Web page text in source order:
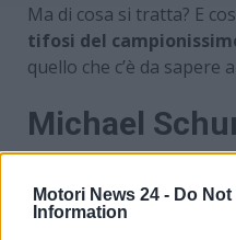
Motori News 24 - Do
Information
Ma di cosa si tratta? E
tifosi del
quello che c’è da sapere
Michael
notizia che
da tempo